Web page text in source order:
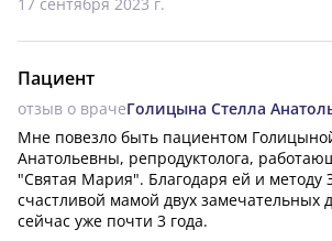
17 сентября 2023 г.
Пациент
отзыв о врачеГолицына Стелла
Мне повезло быть пациентом
Анатольевны, репродуктолога,
"Святая Мария". Благодаря ей и методу
счастливой мамой двух замечательных
сейчас уже почти 3 года.